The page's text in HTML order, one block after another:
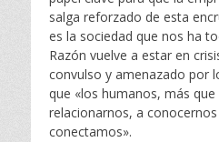
salga reforzado de esta
es la sociedad que nos ha
Razón vuelve a estar en
convulso y amenazado por
que «los humanos, más que
relacionarnos, a conocernos
conectamos».